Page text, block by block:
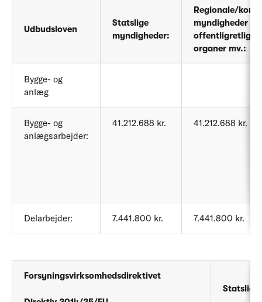
Udbudsloven
Statslige
myndigheder:
Regionale/
myndigheder og
offentligretlige
organer mv.:
Bygge- og
anlæg
Bygge- og
anlægsarbejder:
41.212.688 kr. 41.212.688 kr.
Delarbejder: 7.441.800 kr. 7.441.800 kr.
Forsyningsvirksomhedsdirektivet